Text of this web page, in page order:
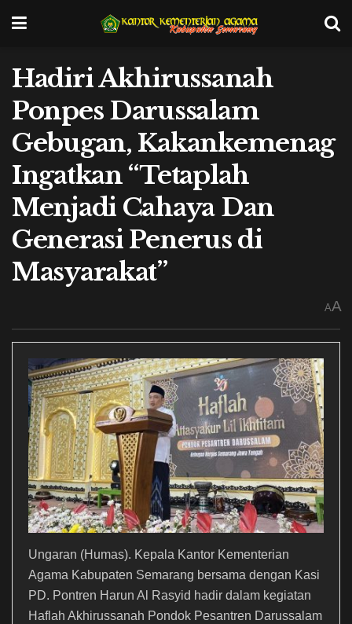
Hadiri Akhirussanah
Ponpes Darussalam
Gebugan, Kakankemenag
Ingatkan “Tetaplah
Menjadi Cahaya Dan
Generasi Penerus di
Masyarakat”
AA
Ungaran (Humas). Kepala Kantor Kementerian
Agama Kabupaten Semarang bersama dengan Kasi
PD. Pontren Harun Al Rasyid hadir dalam kegiatan
Haflah Akhirussanah Pondok Pesantren Darussalam